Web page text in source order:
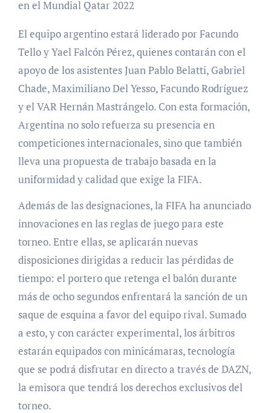
en el Mundial Qatar 2022
El equipo argentino estará liderado por Facundo
Tello y Yael Falcón Pérez, quienes contarán con el
apoyo de los asistentes Juan Pablo Belatti, Gabriel
Chade, Maximiliano Del Yesso, Facundo Rodríguez
y el VAR Hernán Mastrángelo. Con esta formación,
Argentina no solo refuerza su presencia en
competiciones internacionales, sino que también
lleva una propuesta de trabajo basada en la
uniformidad y calidad que exige la FIFA.
Además de las designaciones, la FIFA ha anunciado
innovaciones en las reglas de juego para este
torneo. Entre ellas, se aplicarán nuevas
disposiciones dirigidas a reducir las pérdidas de
tiempo: el portero que retenga el balón durante
más de ocho segundos enfrentará la sanción de un
saque de esquina a favor del equipo rival. Sumado
a esto, y con carácter experimental, los árbitros
estarán equipados con minicámaras, tecnología
que se podrá disfrutar en directo a través de DAZN,
la emisora que tendrá los derechos exclusivos del
torneo.